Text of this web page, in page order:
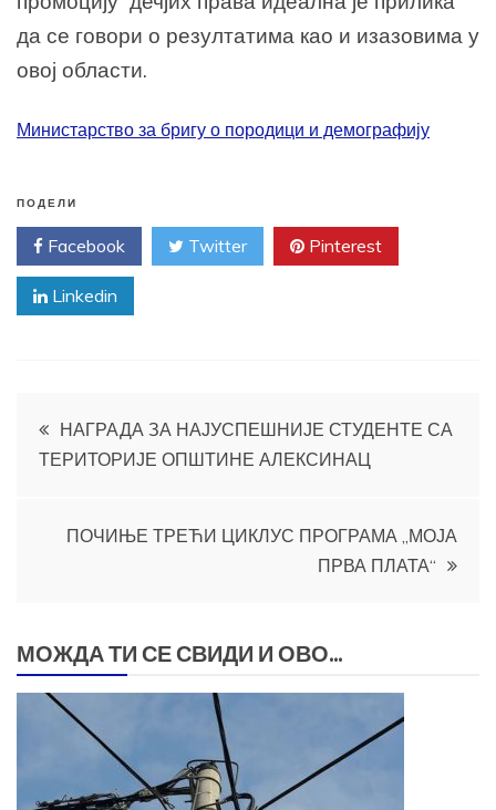
да се говори о резултатима као и изазовима у
овој области.
Министарство за бригу о породици и демографију
ПОДЕЛИ
Facebook Twitter Pinterest
Linkedin
Кретање
чланка
НАГРАДА ЗА НАЈУСПЕШНИЈЕ СТУДЕНТЕ СА
ТЕРИТОРИЈЕ ОПШТИНЕ АЛЕКСИНАЦ
ПОЧИЊЕ ТРЕЋИ ЦИКЛУС ПРОГРАМА „МОЈА
ПРВА ПЛАТА“
МОЖДА ТИ СЕ СВИДИ И ОВО...